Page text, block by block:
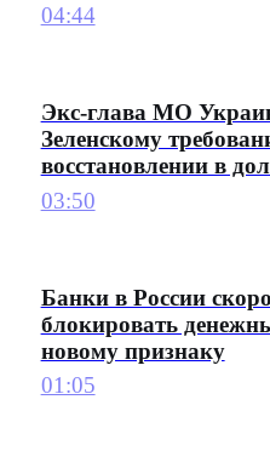
04:44
Экс-глава МО
Зеленскому
восстановлении в
03:50
Банки в России
блокировать
новому признаку
01:05